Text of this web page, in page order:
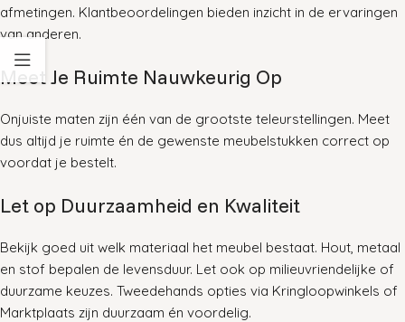
afmetingen. Klantbeoordelingen bieden inzicht in de ervaringen
van anderen.
Meet Je Ruimte Nauwkeurig Op
Onjuiste maten zijn één van de grootste teleurstellingen. Meet
dus altijd je ruimte én de gewenste meubelstukken correct op
voordat je bestelt.
Let op Duurzaamheid en Kwaliteit
Bekijk goed uit welk materiaal het meubel bestaat. Hout, metaal
en stof bepalen de levensduur. Let ook op milieuvriendelijke of
duurzame keuzes. Tweedehands opties via Kringloopwinkels of
Marktplaats zijn duurzaam én voordelig.